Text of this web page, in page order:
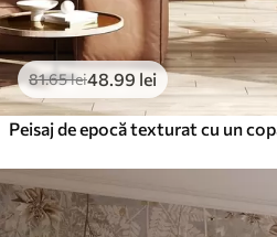
81.65lei48 .99 lei